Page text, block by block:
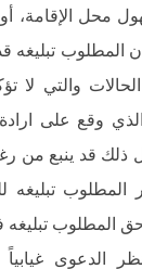
محل الإقامة، أو
المطلوب تبليغه
والتي لا
وقع على ارادة
ذلك قد ينبع من
المطلوب تبليغه
المطلوب تبليغه
الدعوى